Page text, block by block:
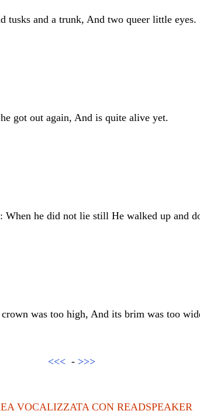
tusks and a trunk, And two queer little eyes.
got out again, And is quite alive yet.
When he did not lie still He walked up and
was too high, And its brim was too
<<< - >>>
VOCALIZZATA CON READSPEAKER